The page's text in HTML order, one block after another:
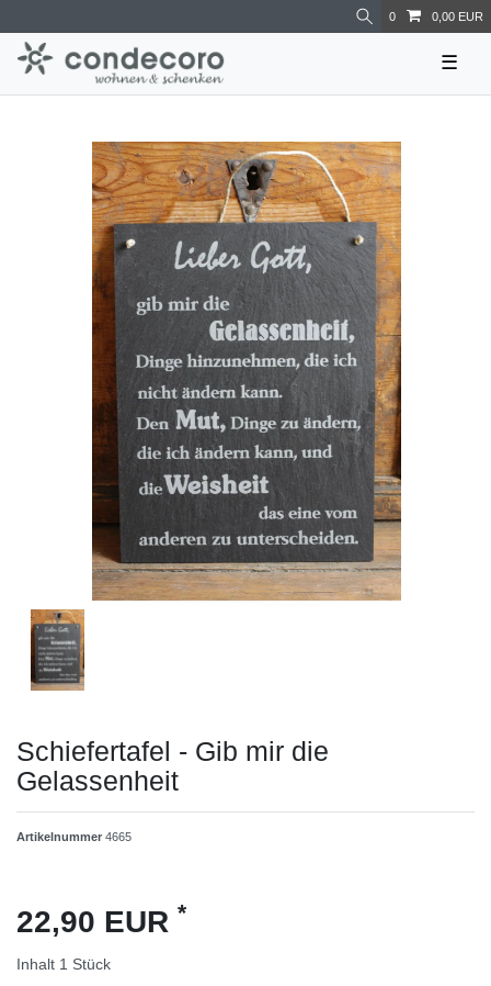
0 0,00 EUR
☰
Schiefertafel - Gib mir die
Gelassenheit
Artikelnummer 4665
22,90 EUR *
Inhalt 1 Stück